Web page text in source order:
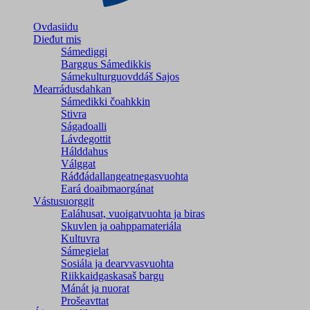
Ovdasiidu
Dieđut mis
Sámediggi
Barggus Sámedikkis
Sámekulturguovddáš Sajos
Mearrádusdahkan
Sámedikki čoahkkin
Stivra
Ságadoalli
Lávdegottit
Hálddahus
Válggat
Ráđđádallangeatnegas­vuohta
Eará doaibmaorgánat
Vástusuorggit
Ealáhusat, vuoigatvuohta ja biras
Skuvlen ja oahppamateriála
Kultuvra
Sámegielat
Sosiála ja dearvvasvuohta
Riikkaidgaskasaš bargu
Mánát ja nuorat
Prošeavttat